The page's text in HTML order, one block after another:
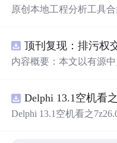
方法，以提升AUV在复
arning算法在线动态优化
数，从而实现对系统误
的综合优化。通过Matlab
著优势，充分展示了强
域的可行性和应用潜力。; 适合人群：具备自动控制理论基
础、强化学习基础知识及
原创本地工程分析工具
行效果图、README、
及原创授权声明。
内容概要：本文以有源
的一体化高性能并网控
平拓扑在开关损耗均衡
Delphi 13.1空机看
Delphi 13.1空机看之